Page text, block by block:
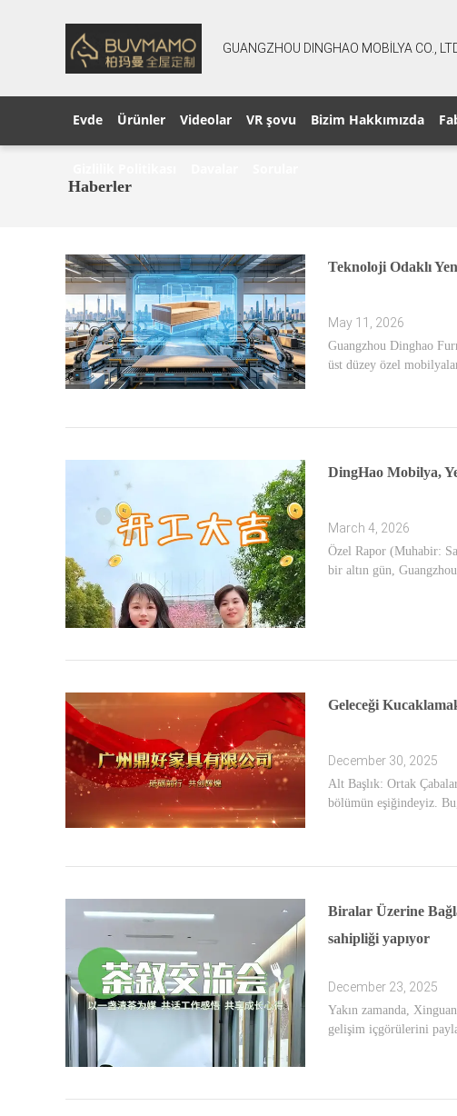
GUANGZHOU DINGHAO MOBİLYA CO.,
Evde Ürünler Videolar VR şovu Bizim Hakkımızda
Haberler
Teknoloji Odaklı
May 11, 2026
Guangzhou Dinghao
üst düzey özel
DingHao Mobilya,
March 4, 2026
Özel Rapor (Muhabir:
bir altın gün,
Geleceği
December 30, 2025
Alt Başlık: Ortak
bölümün eşiğindeyiz.
Biralar Üzerine
sahipliği yapıyor
December 23, 2025
Yakın zamanda,
gelişim içgörülerini